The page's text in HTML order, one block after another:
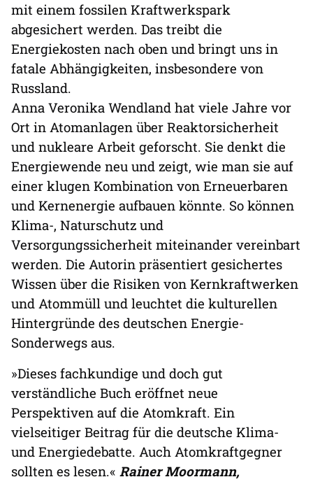
mit einem fossilen Kraftwerkspark
abgesichert werden. Das treibt die
Energiekosten nach oben und bringt uns in
fatale Abhängigkeiten, insbesondere von
Russland.
Anna Veronika Wendland hat viele Jahre vor
Ort in Atomanlagen über Reaktorsicherheit
und nukleare Arbeit geforscht. Sie denkt die
Energiewende neu und zeigt, wie man sie auf
einer klugen Kombination von Erneuerbaren
und Kernenergie aufbauen könnte. So können
Klima-, Naturschutz und
Versorgungssicherheit miteinander vereinbart
werden. Die Autorin präsentiert gesichertes
Wissen über die Risiken von Kernkraftwerken
und Atommüll und leuchtet die kulturellen
Hintergründe des deutschen Energie-
Sonderwegs aus.
»Dieses fachkundige und doch gut
verständliche Buch eröffnet neue
Perspektiven auf die Atomkraft. Ein
vielseitiger Beitrag für die deutsche Klima-
und Energiedebatte. Auch Atomkraftgegner
sollten es lesen.« Rainer Moormann,